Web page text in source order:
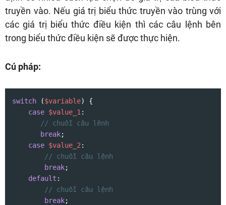
truyền vào. Nếu giá trị biểu thức truyền vào trùng với
các giá trị biểu thức điều kiện thì các câu lệnh bên
trong biểu thức điều kiện sẽ được thực hiện.
Cú pháp:
switch ($variable) {
case $value_1 :
// chuỗi câu lênh
break;
case $value_2 :
// chuỗi câu lệnh
break;
default :
// chuỗi câu lệnh
break;